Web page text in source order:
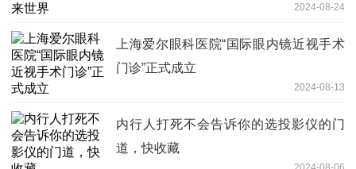
2024-08-24
上海爱尔眼科医院“国际眼内镜近视手术
门诊”正式成立
2024-08-13
内行人打死不会告诉你的选投影仪的门
道，快收藏